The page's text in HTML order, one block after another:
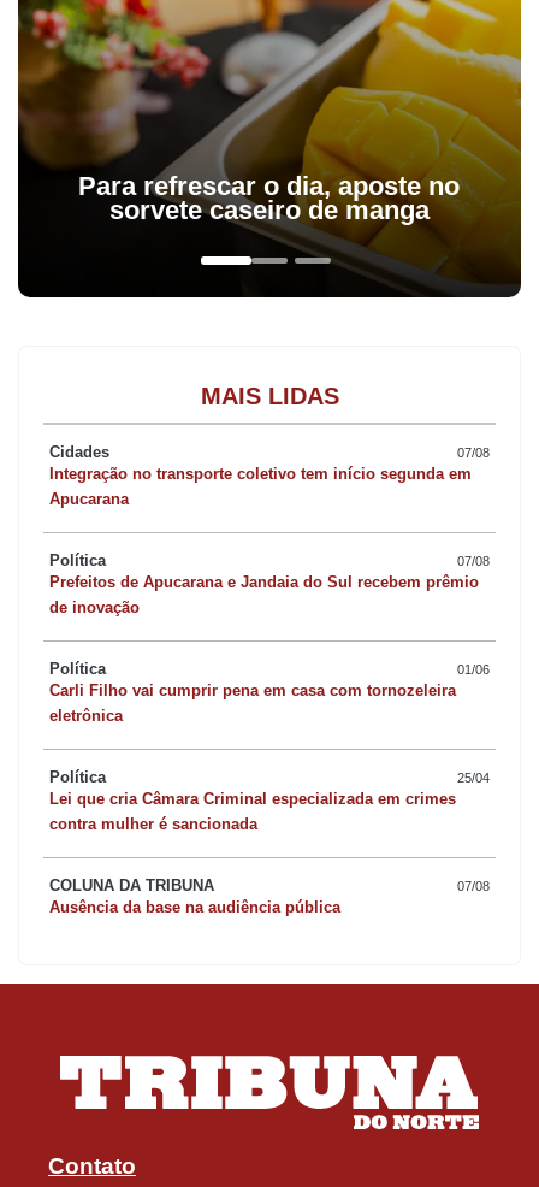
Para refrescar o dia, aposte no
sorvete caseiro de manga
MAIS LIDAS
Cidades 07/08
Integração no transporte coletivo tem início segunda em
Apucarana
Política 07/08
Prefeitos de Apucarana e Jandaia do Sul recebem prêmio
de inovação
Política 01/06
Carli Filho vai cumprir pena em casa com tornozeleira
eletrônica
Política 25/04
Lei que cria Câmara Criminal especializada em crimes
contra mulher é sancionada
COLUNA DA TRIBUNA 07/08
Ausência da base na audiência pública
Contato